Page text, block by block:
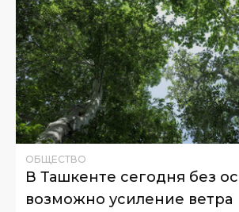
ОБЩЕСТВО
В Ташкенте сегодня без
возможно усиление ветра